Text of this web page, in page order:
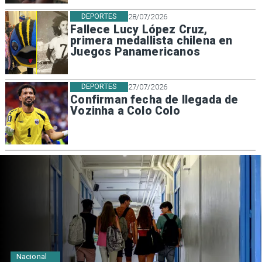
28/07/2026
Fallece Lucy López Cruz,
primera medallista chilena en
Juegos Panamericanos
DEPORTES
27/07/2026
Confirman fecha de llegada de
Vozinha a Colo Colo
DEPORTES
Regiones